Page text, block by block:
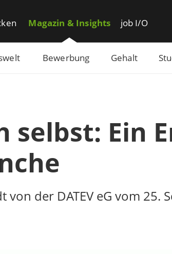
Magazin & Insights
Bewerbung Gehalt
job I/O
selbst: Ein
von der DATEV eG vom 25.